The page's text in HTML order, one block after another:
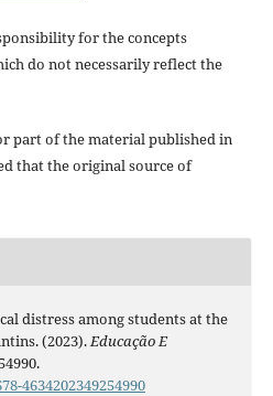
for the concepts
do not necessarily reflect the
part of the material published in
that the original source of
distress among students at the
(2023).Educação E
4634202349254990